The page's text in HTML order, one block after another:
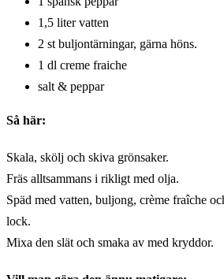
1,5 liter vatten
2 st buljontärningar, gärna höns.
1 dl creme fraiche
salt & peppar
Så här:
Skala, skölj och skiva grönsaker.
Fräs alltsammans i rikligt med olja.
Späd med vatten, buljong, crème fraîche
lock.
Mixa den slät och smaka av med kryddor.